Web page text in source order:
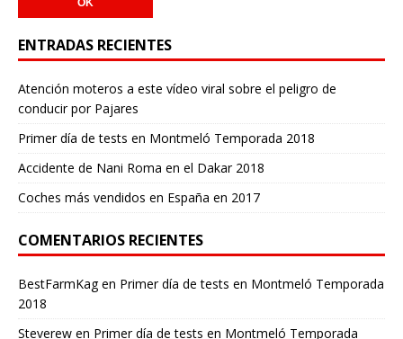
ENTRADAS RECIENTES
Atención moteros a este vídeo viral sobre el peligro de
conducir por Pajares
Primer día de tests en Montmeló Temporada 2018
Accidente de Nani Roma en el Dakar 2018
Coches más vendidos en España en 2017
COMENTARIOS RECIENTES
BestFarmKagen Primer día de tests en Montmeló Temporada
2018
Steverew en Primer día de tests en Montmeló Temporada